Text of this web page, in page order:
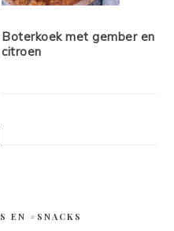
Boterkoek met gember en
citroen
EN #SNACKS